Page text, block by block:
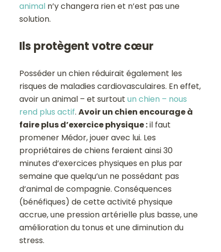
animal n’y changera rien et n’est pas une
solution.
Ils protègent votre cœur
Posséder un chien réduirait également les
risques de maladies cardiovasculaires. En effet,
avoir un animal – et surtoutun chien – nous
rend plus actif.Avoir un chien encourage à
faire plus d’exercice physique :il faut
promener Médor, jouer avec lui. Les
propriétaires de chiens feraient ainsi 30
minutes d’exercices physiques en plus par
semaine que quelqu’un ne possédant pas
d’animal de compagnie. Conséquences
(bénéfiques) de cette activité physique
accrue, une pression artérielle plus basse, une
amélioration du tonus et une diminution du
stress.